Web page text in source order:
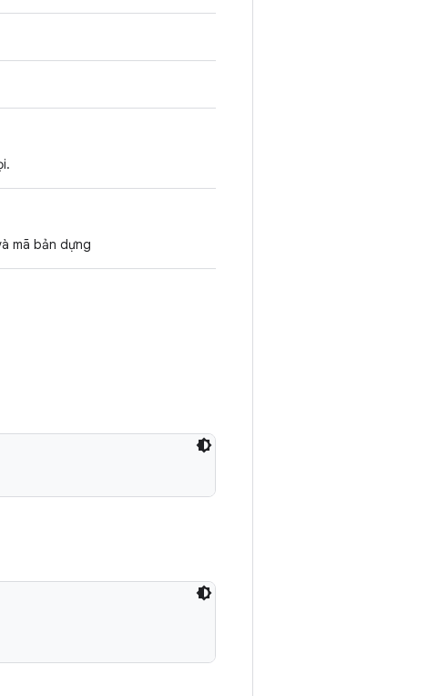
mã bản dựng